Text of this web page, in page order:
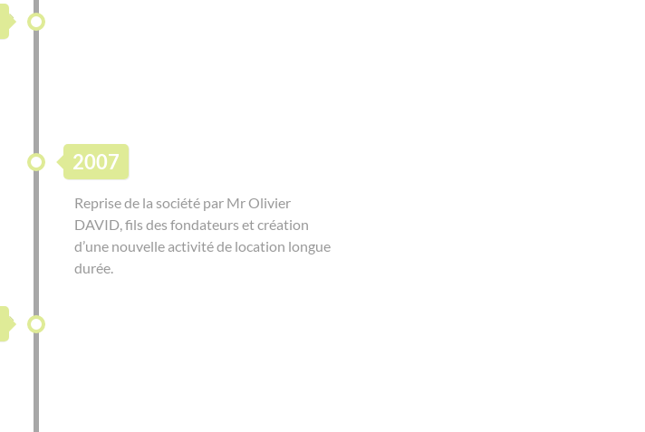
2007
Reprise de la société par Mr Olivier
DAVID, fils des fondateurs et création
d’une nouvelle activité de location longue
durée.